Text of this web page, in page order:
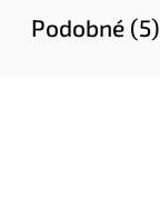
Podobné (5)